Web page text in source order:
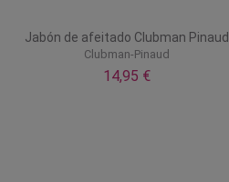
Jabón de afeitado Clubman Pinaud
Clubman-Pinaud
14,95 €